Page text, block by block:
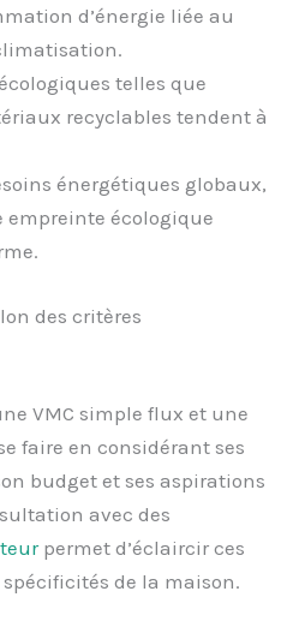
d’énergie liée au
telles que
recyclables tendent à
énergétiques globaux,
écologique
des critères
VMC simple flux et une
faire en considérant ses
budget et ses aspirations
avec des
permet d’éclaircir ces
de la maison.